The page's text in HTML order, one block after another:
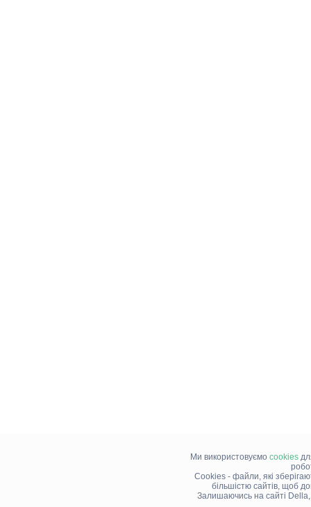
Ми використовуємо cookies
Cookies - файли, які
більшістю сайтів, щоб
Залишаючись на сайті